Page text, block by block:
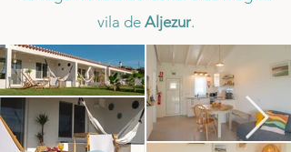
vila de Aljezur.